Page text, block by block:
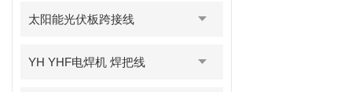
太阳能光伏板跨接线
YH YHF电焊机 焊把线